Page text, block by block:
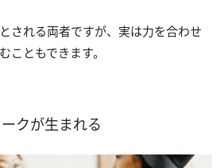
される両者ですが、実は力を合わせ
こともできます。
クが生まれる